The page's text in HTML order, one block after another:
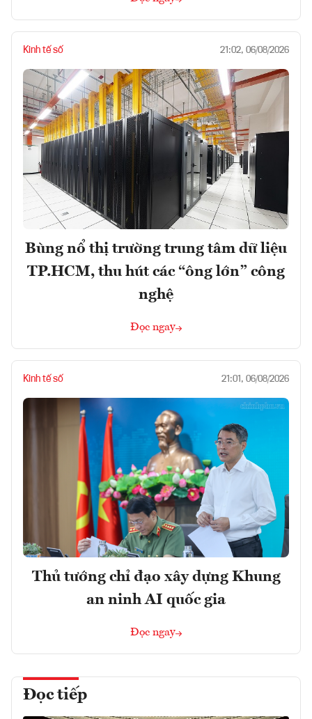
Kinh tế số 21:02, 06/08/2026
Bùng nổ thị trường trung tâm dữ liệu
TP.HCM, thu hút các “ông lớn” công
nghệ
Đọc ngay
Kinh tế số 21:01, 06/08/2026
Thủ tướng chỉ đạo xây dựng Khung
an ninh AI quốc gia
Đọc ngay
Đọc tiếp